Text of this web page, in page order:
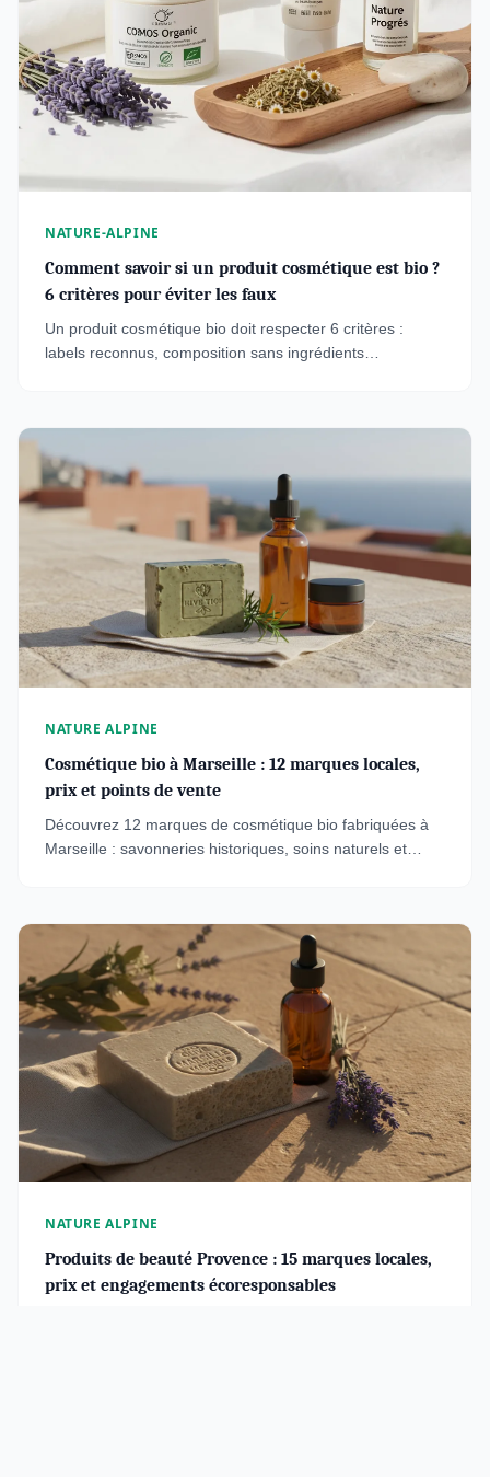
NATURE-ALPINE
Comment savoir si un produit cosmétique est bio ?
6 critères pour éviter les faux
Un produit cosmétique bio doit respecter 6 critères :
labels reconnus, composition sans ingrédients
2026.
NATURE ALPINE
Cosmétique bio à Marseille : 12 marques locales,
prix et points de vente
Découvrez 12 marques de cosmétique bio fabriquées à
Marseille : savonneries historiques, soins naturels et
NATURE ALPINE
Produits de beauté Provence : 15 marques locales,
prix et engagements écoresponsables